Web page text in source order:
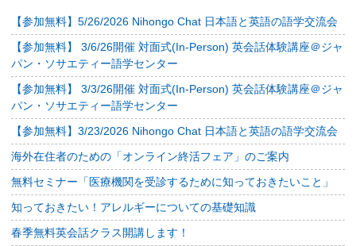
【参加無料】5/26/2026 Nihongo Chat 日本語と英語の語学交流会
【参加無料】 3/6/26開催 対面式(In-Person) 英会話体験講座＠ジャ
パン・ソサエティー語学センター
【参加無料】 3/3/26開催 対面式(In-Person) 英会話体験講座＠ジャ
パン・ソサエティー語学センター
【参加無料】3/23/2026 Nihongo Chat 日本語と英語の語学交流会
海外在住者のための「オンライン終活フェア」のご案内
無料セミナー「医療機関を受診するために知っておきたいこと」
知っておきたい！アレルギーについての基礎知識
春季無料英会話クラス開講します！